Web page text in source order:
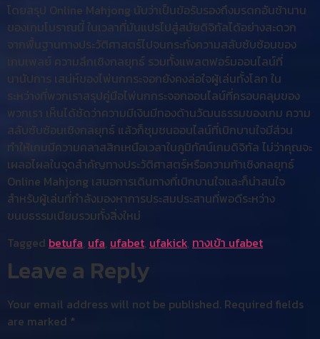
โดยสรุป Online Mahjong นับว่าเป็นข้อรับรองถึงมรดกอันช้านาน
ของเกมโบราณนี้ ในเวลาที่มันแปรไปสู่สมัยดิจิทัลได้อย่างสะดวก
จากพื้นฐานทางประวัติศาสตร์ไปจนกระทั่งความสลับซับซ้อนของ
เกมเพลย์ ความลึกเชิงกลยุทธ์ รวมทั้งแพลตฟอร์มออนไลน์ที่
นานัปการ เสน่ห์ของไพ่นกกระจอกยังคงล่อใจผู้เล่นทั้งโลก ใน
ระหว่างที่พวกเราสรุปคู่มือไพ่นกกระจอกออนไลน์ที่ครอบคลุมของ
พวกเรา เห็นได้ชัดว่าความมีเงินมีทองด้านวัฒนธรรมของเกม ความ
สลับซับซ้อนเชิงกลยุทธ์ แล้วก็ชุมชนออนไลน์ที่เบิกบานใจมีส่วน
ทำให้เกมมีความคลาสสิกเหนือเวลาในภูมิทัศน์เกมดิจิทัล ไม่ว่าคุณจะ
เผลอไผลในจุดสำคัญทางประวัติศาสตร์หรือความท้าเชิงกลยุทธ์
Online Mahjong เสนอการเดินทางที่เบิกบานใจและก็น่าสนใจ
สำหรับผู้เล่นที่กำลังมองหาการประสมประสานที่พอดีระหว่าง
ขนบธรรมเนียมรวมทั้งสิ่งใหม่
Tagged betufa, ufa, ufabet, ufakick, ทางเข้า ufabet
Leave a Reply
Your email address will not be published. Required fields
are marked *